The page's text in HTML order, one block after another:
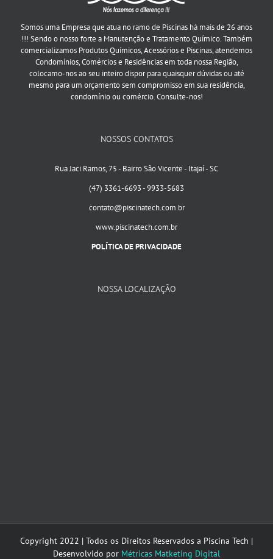
Somos uma Empresa que atua no ramo de Piscinas há mais de 26 anos
!!! Sendo o nosso forte a Manutenção e Tratamento Químico. Também
comercializamos Produtos Químicos, Acessórios e Piscinas, atendemos
Condomínios, Comércios e Residências em toda nossa Região,
colocamo-nos ao seu inteiro dispor para quaisquer dúvidas ou até
mesmo para um orçamento sem compromisso em sua residência,
condomínio ou comércio. Consulte-nos!
NOSSOS CONTATOS
Rua Jaci Ramos, 75 - Bairro São Vicente - Itajaí - SC
(47) 3361-6693 - 9933-5683
contato@piscinatech.com.br
www.piscinatech.com.br
POLÍTICA DE PRIVACIDADE
NOSSA LOCALIZAÇÃO
Copyright 2022 | Todos os Direitos Reservados a Piscina Tech |
Desenvolvido por Métricas Matketing Digital